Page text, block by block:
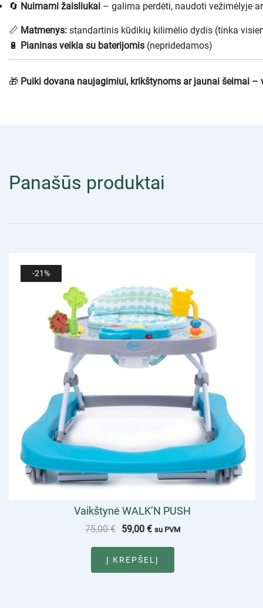
🔄 Nuimami žaisliukai – galima perdėti, naudoti vežimėlyje
📏 Matmenys: standartinis kūdikių kilimėlio dydis (tinka
🔋
Pianinas veikia su baterijomis (nepridedamos)
🎁 Puiki dovana naujagimiui, krikštynoms ar jaunai šeimai
Panašūs produktai
-21%
Vaikštynė WALK’N PUSH
75,00€ 59,00 € su PVM
Į KREPŠELĮ